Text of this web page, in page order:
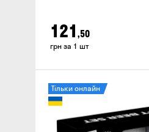
121 ,50
грн за 1 шт
Тільки онлайн